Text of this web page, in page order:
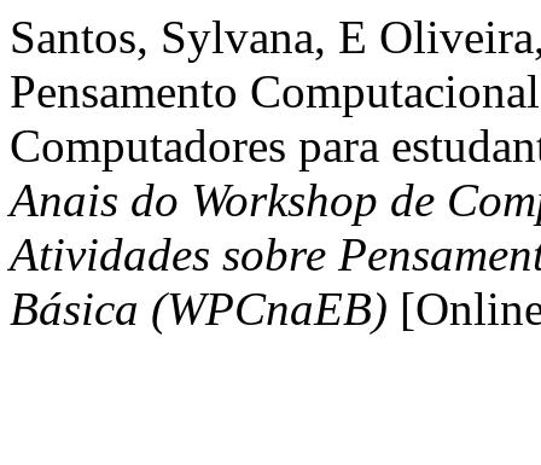
Santos, Sylvana, E
Pensamento
Computadores para
Anais do Workshop de
Atividades sobre
Básica (WPCnaEB)